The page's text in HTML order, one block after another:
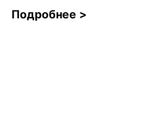
Подробнее >